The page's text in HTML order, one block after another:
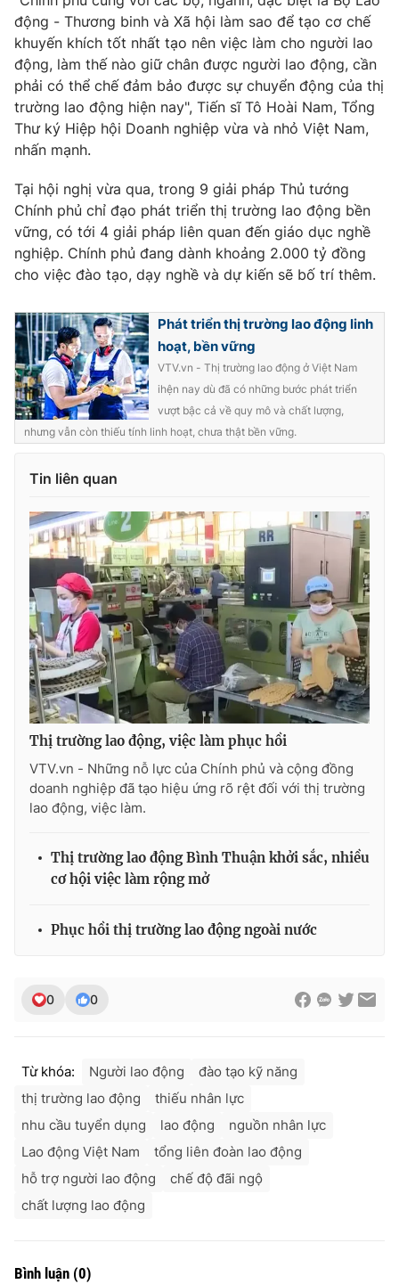
động - Thương binh và Xã hội làm sao để tạo cơ chế
khuyến khích tốt nhất tạo nên việc làm cho người lao
động, làm thế nào giữ chân được người lao động, cần
phải có thể chế đảm bảo được sự chuyển động của thị
trường lao động hiện nay", Tiến sĩ Tô Hoài Nam, Tổng
Thư ký Hiệp hội Doanh nghiệp vừa và nhỏ Việt Nam,
nhấn mạnh.
Tại hội nghị vừa qua, trong 9 giải pháp Thủ tướng
Chính phủ chỉ đạo phát triển thị trường lao động bền
vững, có tới 4 giải pháp liên quan đến giáo dục nghề
nghiệp. Chính phủ đang dành khoảng 2.000 tỷ đồng
cho việc đào tạo, dạy nghề và dự kiến sẽ bố trí thêm.
Phát triển thị trường lao động linh
hoạt, bền vững
VTV.vn - Thị trường lao động ở Việt Nam
ihện nay dù đã có những bước phát triển
vượt bậc cả về quy mô và chất lượng,
nhưng vẫn còn thiếu tính linh hoạt, chưa thật bền vững.
Tin liên quan
Thị trường lao động, việc làm phục hồi
VTV.vn - Những nỗ lực của Chính phủ và cộng đồng
doanh nghiệp đã tạo hiệu ứng rõ rệt đối với thị trường
lao động, việc làm.
Thị trường lao động Bình Thuận khởi sắc, nhiều
cơ hội việc làm rộng mở
Phục hồi thị trường lao động ngoài nước
0 0
Từ khóa: Người lao động
đào tạo kỹ năng
thị trường lao động
thiếu nhân lực
nhu cầu tuyển dụng
lao động
nguồn nhân lực
Lao động Việt Nam
tổng liên đoàn lao động
hỗ trợ người lao động
chế độ đãi ngộ
chất lượng lao động
Bình luận (0)